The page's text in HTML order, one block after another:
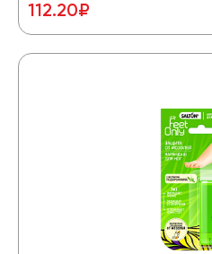
112.20₽